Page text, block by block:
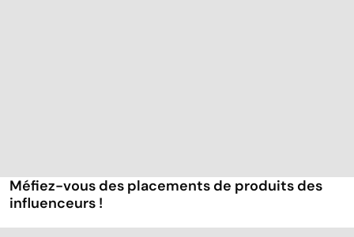
Méfiez-vous des placements de produits des
influenceurs !